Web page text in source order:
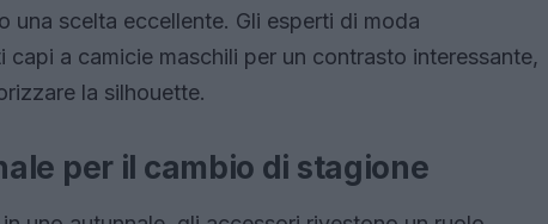
una scelta eccellente. Gli esperti di moda
a camicie maschili per un contrasto interessante,
la silhouette.
per il cambio di stagione